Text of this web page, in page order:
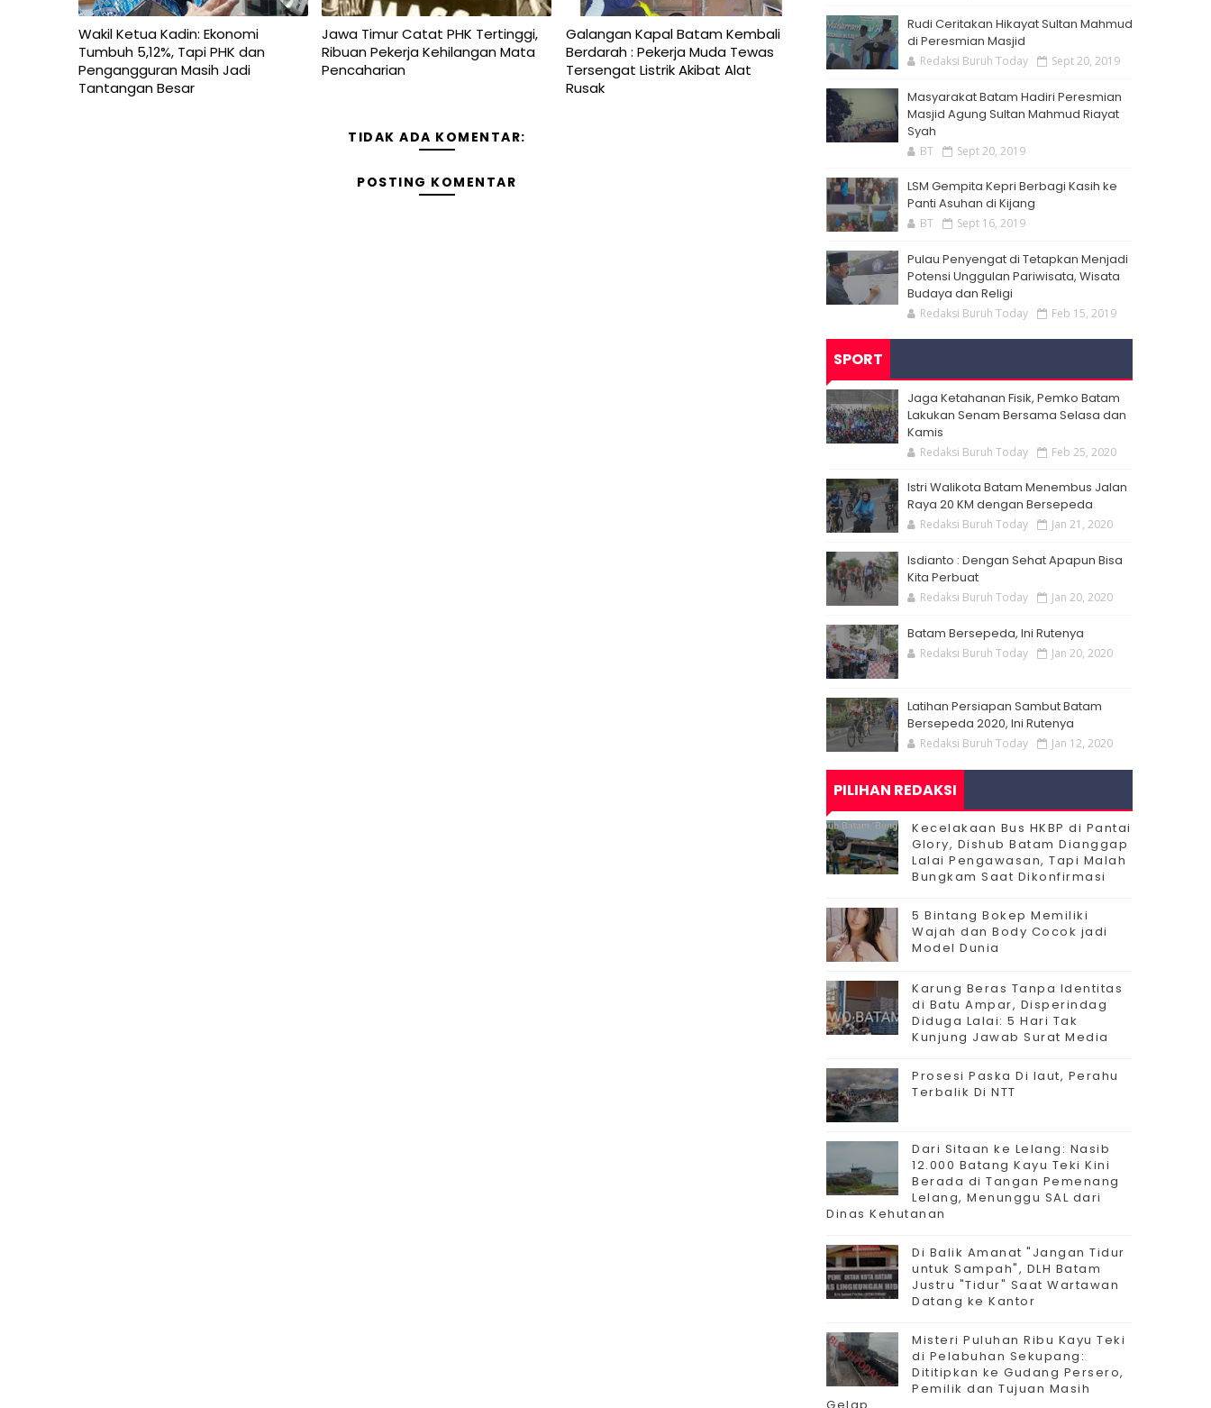
Wakil Ketua Kadin: Ekonomi
Tumbuh 5,12%, Tapi PHK dan
Pengangguran Masih Jadi
Tantangan Besar
Jawa Timur Catat PHK Tertinggi,
Ribuan Pekerja Kehilangan Mata
Pencaharian
Galangan Kapal Batam Kembali
Berdarah : Pekerja Muda Tewas
Tersengat Listrik Akibat Alat
Rusak
TIDAK ADA KOMENTAR:
POSTING KOMENTAR
Rudi Ceritakan Hikayat Sultan Mahmud
di Peresmian Masjid
Redaksi Buruh Today Sept 20, 2019
Masyarakat Batam Hadiri Peresmian
Masjid Agung Sultan Mahmud Riayat
Syah
BT Sept 20, 2019
LSM Gempita Kepri Berbagi Kasih ke
Panti Asuhan di Kijang
BT Sept 16, 2019
Pulau Penyengat di Tetapkan Menjadi
Potensi Unggulan Pariwisata, Wisata
Budaya dan Religi
Redaksi Buruh Today Feb 15, 2019
SPORT
Jaga Ketahanan Fisik, Pemko Batam
Lakukan Senam Bersama Selasa dan
Kamis
Redaksi Buruh Today Feb 25, 2020
Istri Walikota Batam Menembus Jalan
Raya 20 KM dengan Bersepeda
Redaksi Buruh Today Jan 21, 2020
Isdianto : Dengan Sehat Apapun Bisa
Kita Perbuat
Redaksi Buruh Today Jan 20, 2020
Batam Bersepeda, Ini Rutenya
Redaksi Buruh Today Jan 20, 2020
Latihan Persiapan Sambut Batam
Bersepeda 2020, Ini Rutenya
Redaksi Buruh Today Jan 12, 2020
PILIHAN REDAKSI
Kecelakaan Bus HKBP di Pantai
Glory, Dishub Batam Dianggap
Lalai Pengawasan, Tapi Malah
Bungkam Saat Dikonfirmasi
5 Bintang Bokep Memiliki
Wajah dan Body Cocok jadi
Model Dunia
Karung Beras Tanpa Identitas
di Batu Ampar, Disperindag
Diduga Lalai: 5 Hari Tak
Kunjung Jawab Surat Media
Prosesi Paska Di laut, Perahu
Terbalik Di NTT
Dari Sitaan ke Lelang: Nasib
12.000 Batang Kayu Teki Kini
Berada di Tangan Pemenang
Lelang, Menunggu SAL dari
Dinas Kehutanan
Di Balik Amanat "Jangan Tidur
untuk Sampah", DLH Batam
Justru "Tidur" Saat Wartawan
Datang ke Kantor
Misteri Puluhan Ribu Kayu Teki
di Pelabuhan Sekupang:
Dititipkan ke Gudang Persero,
Pemilik dan Tujuan Masih